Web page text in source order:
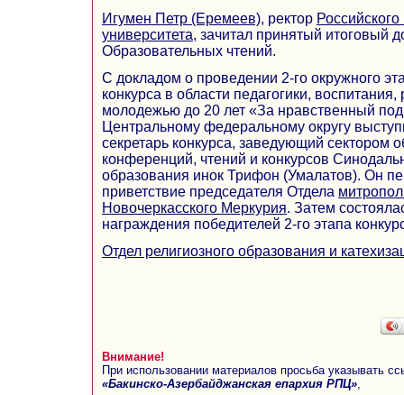
Игумен Петр (Еремеев), ректор
университета, зачитал принятый итоговый
Образовательных чтений.
С докладом о проведении 2-го окружного
конкурса в области педагогики,
молодежью до 20 лет «За нравственный
Центральному федеральному округу
секретарь конкурса, заведующий сектором
конференций, чтений и конкурсов
образования инок Трифон (Умалатов). Он
приветствие председателя Отдела
Новочеркасского Меркурия. Затем
награждения победителей 2-го этапа
Отдел религиозного образования и
Внимание!
При использовании материалов просьба указывать
«Бакинско-Азербайджанская епархия РПЦ»